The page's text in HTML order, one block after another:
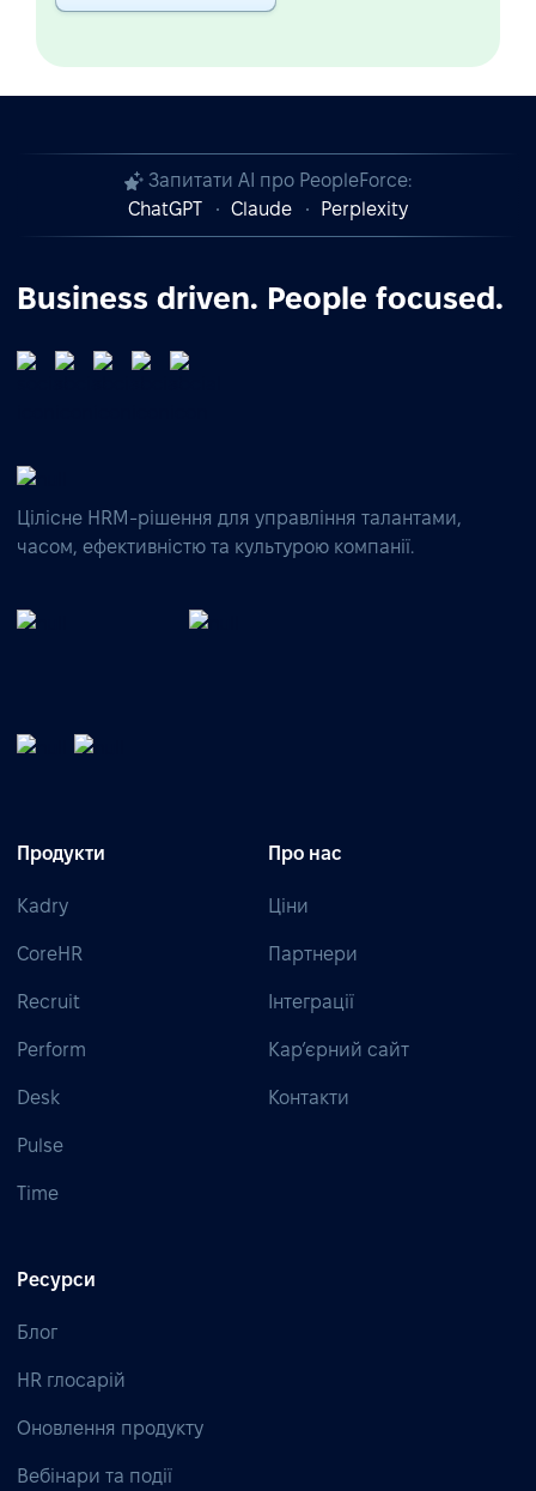
Запитати AI про PeopleForce:
ChatGPT
Claude Perplexity
Business driven. People focused.
Цілісне HRM-рішення для управління талантами,
часом, ефективністю та культурою компанії.
Продукти
Kadry
CoreHR
Recruit
Perform
Desk
Pulse
Time
Про нас
Ціни
Партнери
Інтеграції
Кар’єрний сайт
Контакти
Ресурси
Блог
HR глосарій
Оновлення продукту
Вебінари та події